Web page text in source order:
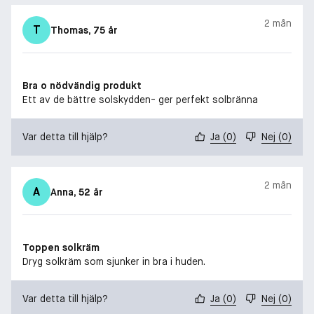
T Thomas, 75 år
2 mån
Bra o nödvändig produkt
Ett av de bättre solskydden- ger perfekt solbränna
Var detta till hjälp? Ja (0) Nej (0)
A Anna, 52 år
2 mån
Toppen solkräm
Dryg solkräm som sjunker in bra i huden.
Var detta till hjälp? Ja (0) Nej (0)